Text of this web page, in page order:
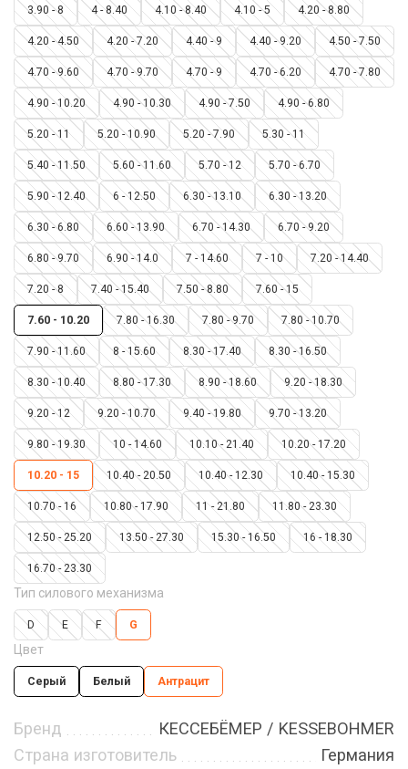
3.90 - 8 4 - 8.40 4.10 - 8.40 4.10 - 5 4.20 - 8.80
4.20 - 4.50 4.20 - 7.20 4.40 - 9 4.40 - 9.20 4.50 - 7.50
4.70 - 9.60 4.70 - 9.70 4.70 - 9 4.70 - 6.20 4.70 - 7.80
4.90 - 10.20 4.90 - 10.30 4.90 - 7.50 4.90 - 6.80
5.20 - 11 5.20 - 10.90 5.20 - 7.90 5.30 - 11
5.40 - 11.50 5.60 - 11.60 5.70 - 12 5.70 - 6.70
5.90 - 12.40 6 - 12.50 6.30 - 13.10 6.30 - 13.20
6.30 - 6.80 6.60 - 13.90 6.70 - 14.30 6.70 - 9.20
6.80 - 9.70 6.90 - 14.0 7 - 14.60 7 - 10 7.20 - 14.40
7.20 - 8 7.40 - 15.40 7.50 - 8.80 7.60 - 15
7.60 - 10.20 7.80 - 16.30 7.80 - 9.70 7.80 - 10.70
7.90 - 11.60 8 - 15.60 8.30 - 17.40 8.30 - 16.50
8.30 - 10.40 8.80 - 17.30 8.90 - 18.60 9.20 - 18.30
9.20 - 12 9.20 - 10.70 9.40 - 19.80 9.70 - 13.20
9.80 - 19.30 10 - 14.60 10.10 - 21.40 10.20 - 17.20
10.20 - 15 10.40 - 20.50 10.40 - 12.30 10.40 - 15.30
10.70 - 16 10.80 - 17.90 11 - 21.80 11.80 - 23.30
12.50 - 25.20 13.50 - 27.30 15.30 - 16.50 16 - 18.30
16.70 - 23.30
Тип силового механизма
D E F G
Цвет
Серый Белый Антрацит
Бренд
КЕССЕБЁМЕР / KESSEBOHMER
Страна изготовитель
Германия